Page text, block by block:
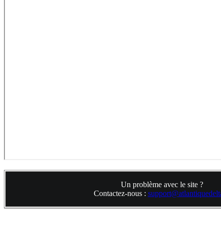
Un problème avec le site ?
Contactez-nous :